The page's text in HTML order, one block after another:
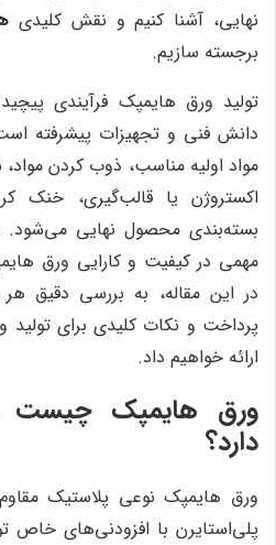
نهایی، آشنا کنیم و نقش کلیدی
برجسته سازیم.
تولید ورق هایمپک فرآیندی
دانش فنی و تجهیزات پیشرفته
مواد اولیه مناسب، ذوب کردن
اکستروژن یا قالب‌گیری، خنک
بسته‌بندی محصول نهایی
مهمی در کیفیت و کارایی ورق
در این مقاله، به بررسی دقیق
پرداخت و نکات کلیدی برای تولید
ارائه خواهیم داد.
ورق هایمپک چیست
دارد؟
ورق هایمپک نوعی پلاستیک
پلی‌استایرن با افزودنی‌های خاص